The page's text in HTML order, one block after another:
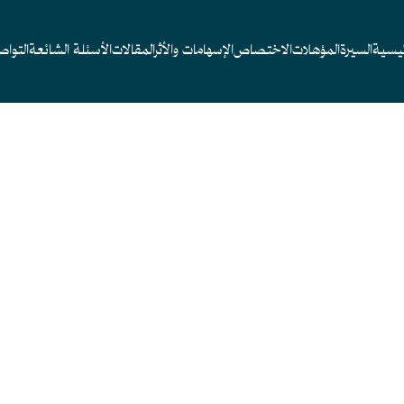
السيرةالمؤهلاتالاختصاصالإسهامات والأثرالمقالاتالأسئلة الشائعة